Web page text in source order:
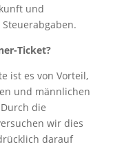
und
Ticket?
ist es von Vorteil,
und männlichen
die
wir dies
darauf